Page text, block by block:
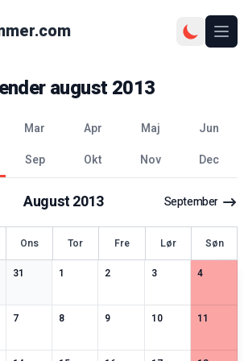
august 2013
mar apr maj
jun
sep okt nov dec
August2013 September
Ons Tor Fre Lør Søn
datoer
31
0særlige datoer
10 særlige datoer
2
0særlige datoer
3
0særlige datoer
4
0særlige
datoer
7
0særlige datoer
8
0særlige datoer
9
0særlige datoer
10
0særlige datoer
11
0særlige